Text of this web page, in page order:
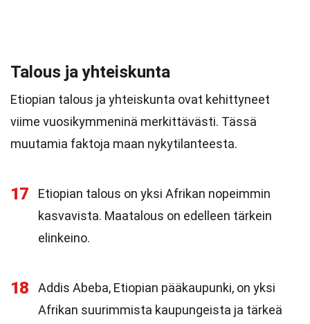
Talous ja yhteiskunta
Etiopian talous ja yhteiskunta ovat kehittyneet
viime vuosikymmeninä merkittävästi. Tässä
muutamia faktoja maan nykytilanteesta.
17
Etiopian talous on yksi Afrikan nopeimmin
kasvavista. Maatalous on edelleen tärkein
elinkeino.
18
Addis Abeba, Etiopian pääkaupunki, on yksi
Afrikan suurimmista kaupungeista ja tärkeä